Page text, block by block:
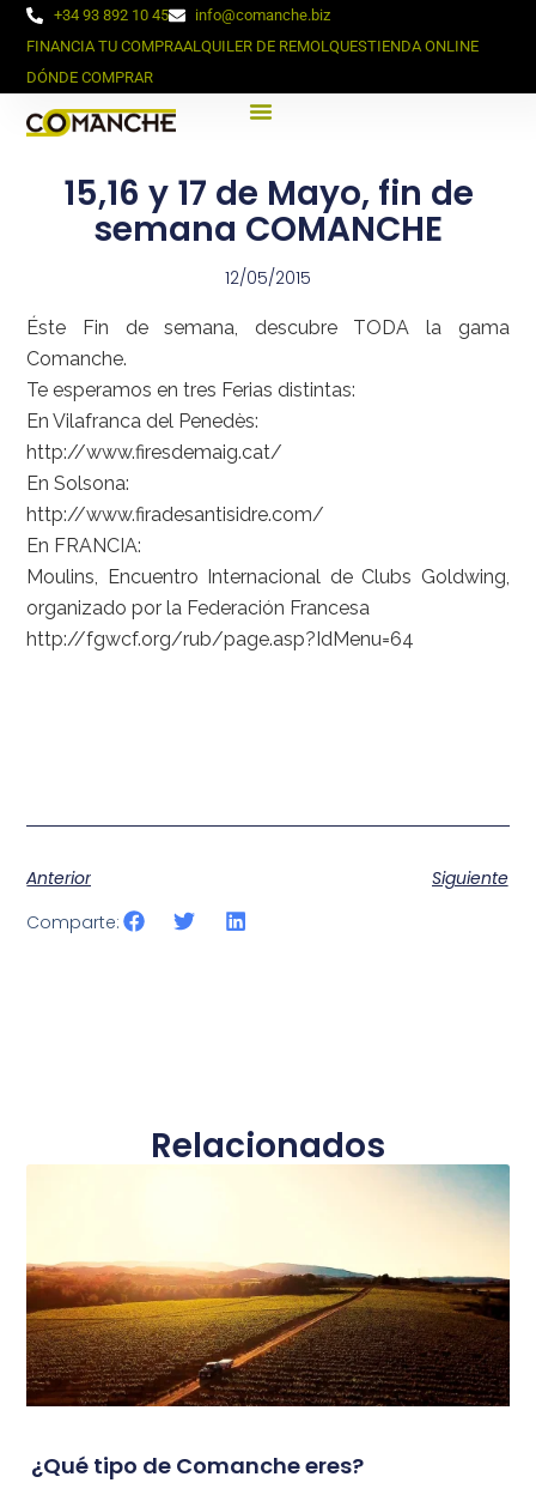
+34 93 892 10 45
info@comanche.biz
FINANCIA TU COMPRAALQUILER DE REMOLQUESTIENDA ONLINE
DÓNDE COMPRAR
15,16 y 17 de Mayo, fin de
semana COMANCHE
12/05/2015
Éste Fin de semana, descubre TODA la gama
Comanche.
Te esperamos en tres Ferias distintas:
En Vilafranca del Penedès:
http://www.firesdemaig.cat/
En Solsona:
http://www.firadesantisidre.com/
En FRANCIA:
Moulins, Encuentro Internacional de Clubs Goldwing,
organizado por la Federación Francesa
http://fgwcf.org/rub/page.asp?IdMenu=64
Anterior
Siguiente
Comparte:
Relacionados
¿Qué tipo de Comanche eres?